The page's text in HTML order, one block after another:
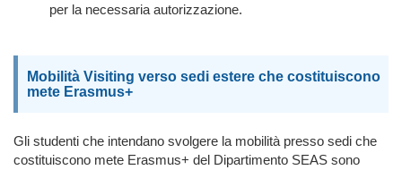
per la necessaria autorizzazione.
Mobilità Visiting verso sedi estere che costituiscono
mete Erasmus+
Gli studenti che intendano svolgere la mobilità presso sedi che
costituiscono mete Erasmus+ del Dipartimento SEAS sono